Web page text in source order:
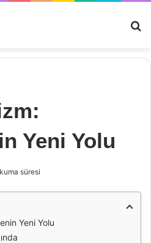
Yeni Yolu
süresi
Yeni Yolu